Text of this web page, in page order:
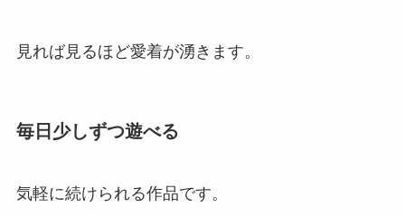
見れば見るほど愛着が湧きます。
毎日少しずつ遊べる
気軽に続けられる作品です。